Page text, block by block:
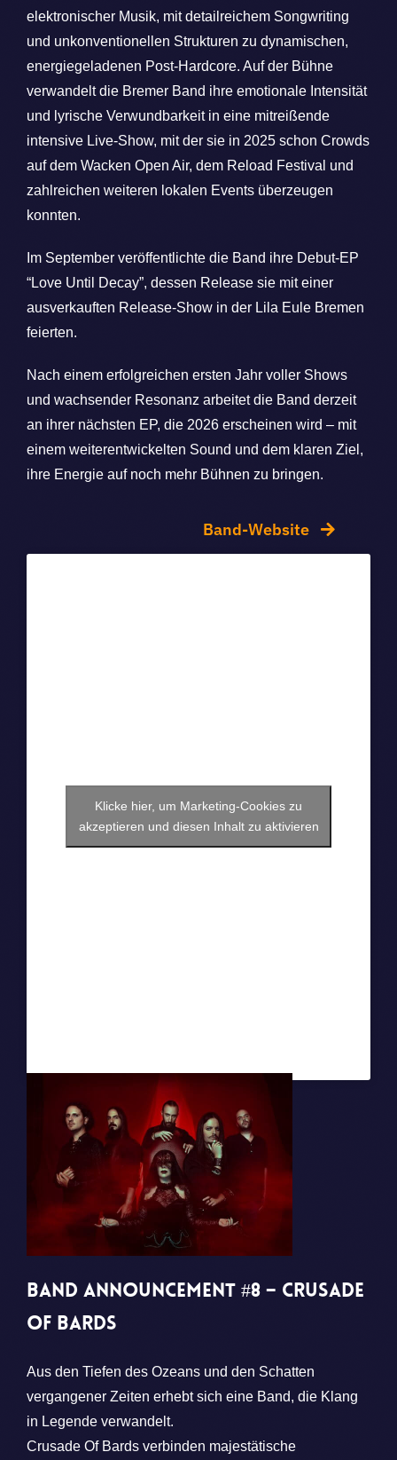
elektronischer Musik, mit detailreichem Songwriting
und unkonventionellen Strukturen zu dynamischen,
energiegeladenen Post-Hardcore. Auf der Bühne
verwandelt die Bremer Band ihre emotionale Intensität
und lyrische Verwundbarkeit in eine mitreißende
intensive Live-Show, mit der sie in 2025 schon Crowds
auf dem Wacken Open Air, dem Reload Festival und
zahlreichen weiteren lokalen Events überzeugen
konnten.
Im September veröffentlichte die Band ihre Debut-EP
“Love Until Decay”, dessen Release sie mit einer
ausverkauften Release-Show in der Lila Eule Bremen
feierten.
Nach einem erfolgreichen ersten Jahr voller Shows
und wachsender Resonanz arbeitet die Band derzeit
an ihrer nächsten EP, die 2026 erscheinen wird – mit
einem weiterentwickelten Sound und dem klaren Ziel,
ihre Energie auf noch mehr Bühnen zu bringen.
Band-Website
Klicke hier, um Marketing-Cookies zu
akzeptieren und diesen Inhalt zu aktivieren
Band Announcement #8 – Crusade
Of Bards
Aus den Tiefen des Ozeans und den Schatten
vergangener Zeiten erhebt sich eine Band, die Klang
in Legende verwandelt.
Crusade Of Bards verbinden majestätische